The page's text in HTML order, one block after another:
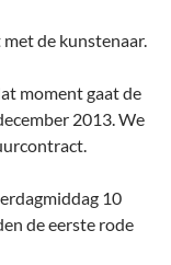
de kunstenaar.
moment gaat de
2013. We
10
de eerste rode